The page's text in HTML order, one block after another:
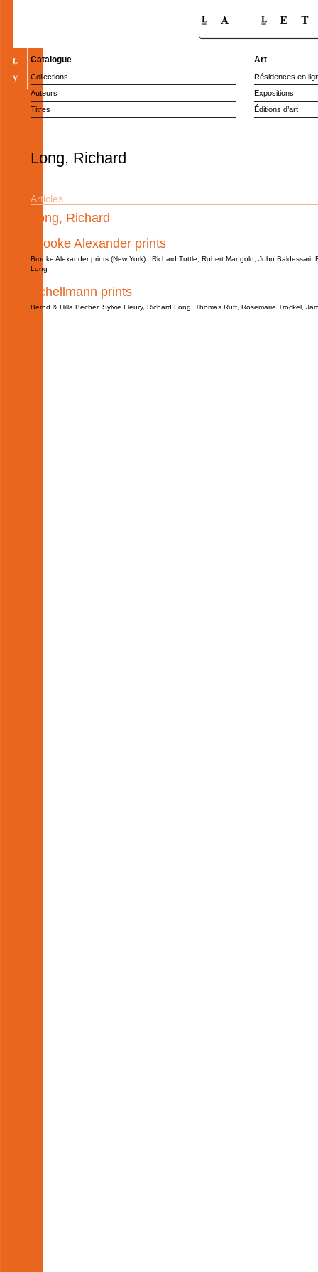
Catalogue
Collections
Auteurs
Titres
Art
Résidences en
Expositions
Éditions d’art
Long, Richard
Articles
Long, Richard
Brooke Alexander prints
Brooke Alexander prints (New York) : Richard Tuttle, Robert Mangold, John Baldessari,
Long
Schellmann prints
Bernd & Hilla Becher, Sylvie Fleury, Richard Long, Thomas Ruff, Rosemarie Trockel,